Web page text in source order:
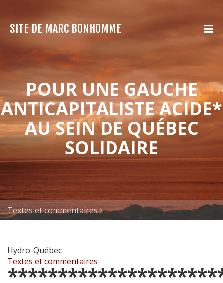
SITE DE MARC BONHOMME
POUR UNE GAUCHE
ANTICAPITALISTE ACIDE*
AU SEIN DE QUÉBEC
SOLIDAIRE
Textes et commentaires
Hydro-Québec
Textes et commentaires